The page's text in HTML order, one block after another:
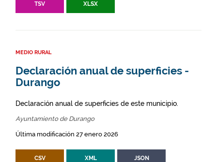
TSV XLSX
MEDIO RURAL
Declaración anual de superficies -
Durango
Declaración anual de superficies de este municipio.
Ayuntamiento de Durango
Última modificación 27 enero 2026
CSV XML JSON